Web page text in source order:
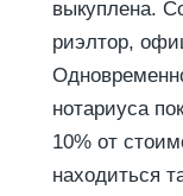
выкуплена.
риэлтор,
нотариуса
10% от
находиться